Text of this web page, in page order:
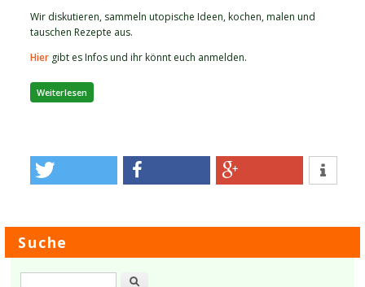
Wir diskutieren, sammeln utopische Ideen, kochen, malen und
tauschen Rezepte aus.
Hier gibt es Infos und ihr könnt euch anmelden.
Weiterlesen
Suche
Suche